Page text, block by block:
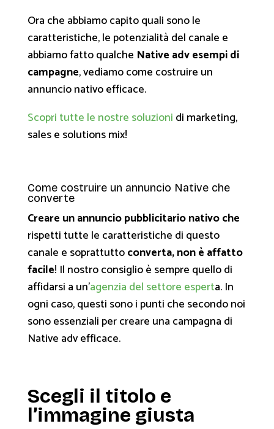
Ora che abbiamo capito quali sono le
caratteristiche, le potenzialità del canale e
abbiamo fatto qualche Native adv esempi di
campagne, vediamo come costruire un
annuncio nativo efficace.
Scopri tutte le nostre soluzioni di marketing,
sales e solutions mix!
Come costruire un annuncio Native che
converte
Creare un annuncio pubblicitario nativo che
rispetti tutte le caratteristiche di questo
canale e soprattuttoconverta, non è affatto
facile! Il nostro consiglio è sempre quello di
affidarsi a un’agenzia del settore esperta. In
ogni caso, questi sono i punti che secondo noi
sono essenziali per creare una campagna di
Native adv efficace.
Scegli il titolo e
l’immagine giusta